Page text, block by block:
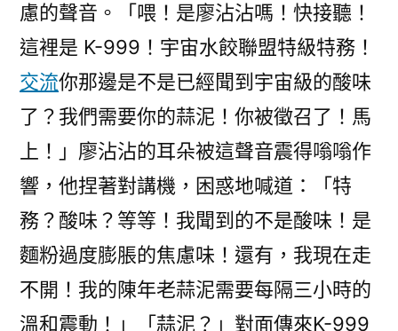
慮的聲音。「喂！是廖沾沾嗎！快接聽！
這裡是 K-999！宇宙水餃聯盟特級特務！
交流你那邊是不是已經聞到宇宙級的酸味
了？我們需要你的蒜泥！你被徵召了！馬
上！」廖沾沾的耳朵被這聲音震得嗡嗡作
響，他捏著對講機，困惑地喊道：「特
務？酸味？等等！我聞到的不是酸味！是
麵粉過度膨脹的焦慮味！還有，我現在走
不開！我的陳年老蒜泥需要每隔三小時的
溫和震動！」「蒜泥？」對面傳來K-999